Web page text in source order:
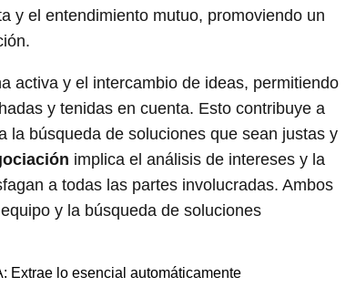
y el entendimiento mutuo, promoviendo un
activa y el intercambio de ideas, permitiendo
y tenidas en cuenta. Esto contribuye a
la búsqueda de soluciones que sean justas y
implica el análisis de intereses y la
a todas las partes involucradas. Ambos
y la búsqueda de soluciones
Extrae lo esencial automáticamente